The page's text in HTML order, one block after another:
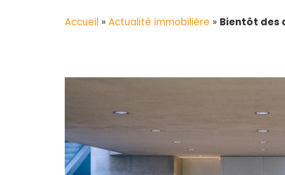
Accueil » Actualité immobilière » Bientôt des